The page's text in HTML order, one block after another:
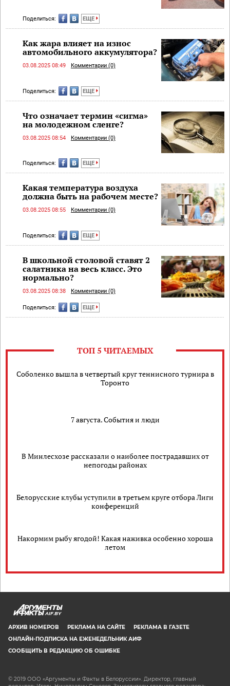
Поделиться: ЕЩЕ
Как жара влияет на износ
автомобильного аккумулятора?
03.08.2025 08:49 Комментарии (0)
Поделиться: ЕЩЕ
Что означает термин «сигма»
на молодежном сленге?
03.08.2025 08:54 Комментарии (0)
Поделиться: ЕЩЕ
Какая температура воздуха
должна быть на рабочем месте?
03.08.2025 08:55 Комментарии (0)
Поделиться: ЕЩЕ
В школьной столовой ставят 2
салатника на весь класс. Это
нормально?
03.08.2025 08:38 Комментарии (0)
Поделиться: ЕЩЕ
ТОП 5 ЧИТАЕМЫХ
Соболенко вышла в четвертый круг теннисного турнира в
Торонто
7 августа. События и люди
В Минлесхозе рассказали о наиболее пострадавших от
непогоды районах
Белорусские клубы уступили в третьем круге отбора Лиги
конференций
Накормим рыбу ягодой! Какая наживка особенно хороша
летом
AIF.BY
АРХИВ НОМЕРОВ РЕКЛАМА НА САЙТЕ
РЕКЛАМА В ГАЗЕТЕ
ОНЛАЙН-ПОДПИСКА НА ЕЖЕНЕДЕЛЬНИК АИФ
СООБЩИТЬ В РЕДАКЦИЮ ОБ ОШИБКЕ
© 2019 ООО «Аргументы и Факты в Белоруссии». Директор, главный